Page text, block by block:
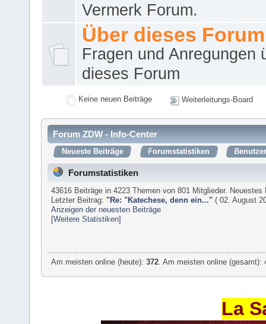
Vermerk Forum.
Über dieses Forum
Fragen und Anregungen
dieses Forum
Keine neuen Beiträge Weiterleitungs-Board
Forum ZDW - Info-Center
Neueste Beiträge Forumstatistiken
Forumstatistiken
43616 Beiträge in 4223 Themen von 801 Mitglieder.
Letzter Beitrag: "Re: "Katechese, denn ein..." ( 02. August
Anzeigen der neuesten Beiträge
[Weitere Statistiken]
Am meisten online (heute):372 . Am meisten online
La